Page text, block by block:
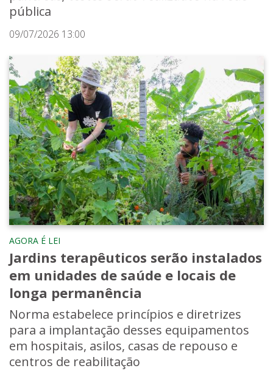
pública
09/07/2026 13:00
AGORA É LEI
Jardins terapêuticos serão instalados
em unidades de saúde e locais de
longa permanência
Norma estabelece princípios e diretrizes
para a implantação desses equipamentos
em hospitais, asilos, casas de repouso e
centros de reabilitação